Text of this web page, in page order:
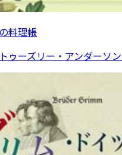
料理帳
ゥーズリー・アンダーソ